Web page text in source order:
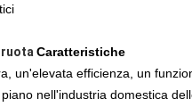
Caratteristiche
un'elevata efficienza, un
nell'industria domestica